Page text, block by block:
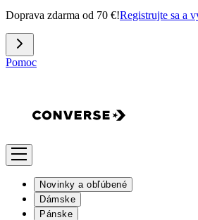
Doprava zdarma od 70 €!Registrujte sa a
Pomoc
Novinky a obľúbené
Dámske
Pánske